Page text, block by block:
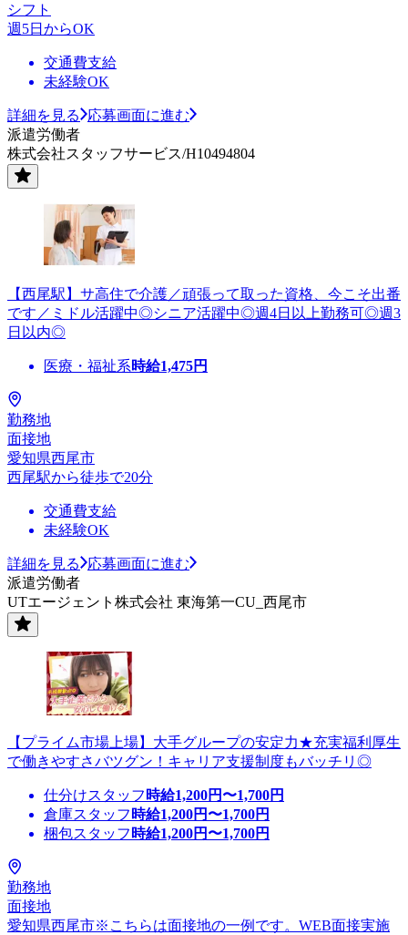
シフト
週5日からOK
交通費支給
未経験OK
詳細を見る
応募画面に進む
派遣労働者
株式会社スタッフサービス/H10494804
【西尾駅】サ高住で介護／頑張って取った資格、今こそ出番
です／ミドル活躍中◎シニア活躍中◎週4日以上勤務可◎週3
日以内◎
医療・福祉系時給1,475円
勤務地
面接地
愛知県西尾市
西尾駅から徒歩で20分
交通費支給
未経験OK
詳細を見る
応募画面に進む
派遣労働者
UTエージェント株式会社 東海第一CU_西尾市
【プライム市場上場】大手グループの安定力★充実福利厚生
で働きやすさバツグン！キャリア支援制度もバッチリ◎
仕分けスタッフ 時給1,200円〜1,700円
倉庫スタッフ 時給1,200円〜1,700円
梱包スタッフ 時給1,200円〜1,700円
勤務地
面接地
愛知県西尾市※こちらは面接地の一例です。WEB面接実施